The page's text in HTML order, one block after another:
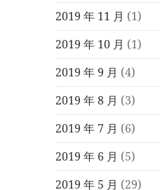
2019 年 11 月 (1)
2019 年 10 月 (1)
2019 年 9 月 (4)
2019 年 8 月 (3)
2019 年 7 月 (6)
2019 年 6 月 (5)
2019 年 5 月 (29)